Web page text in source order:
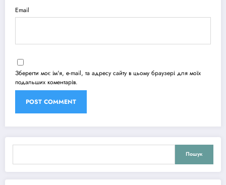
Email
Зберегти моє ім'я, e-mail, та адресу сайту в цьому браузері для моїх
подальших коментарів.
Пошук